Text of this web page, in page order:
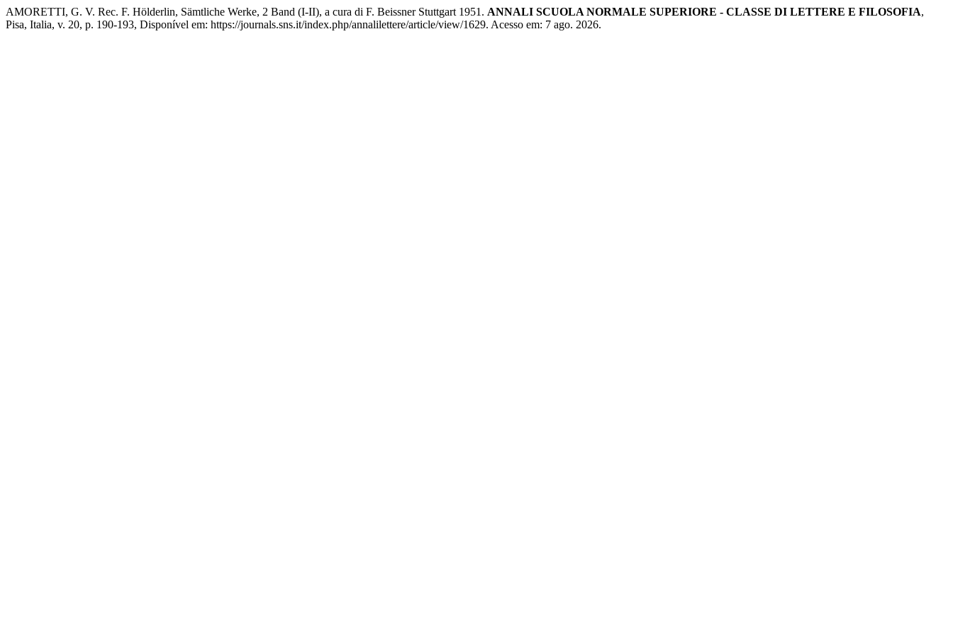
AMORETTI, G. V. Rec. F. Hölderlin, Sämtliche Werke, 2 Band (I-II), a cura di F. Beissner Stuttgart 1951. ANNALI SCUOLA NORMALE SUPERIORE - CLASSE DI LETTERE E FILOSOFIA,
Pisa, Italia, v. 20, p. 190-193, Disponível em: https://journals.sns.it/index.php/annalilettere/article/view/1629. Acesso em: 7 ago. 2026.